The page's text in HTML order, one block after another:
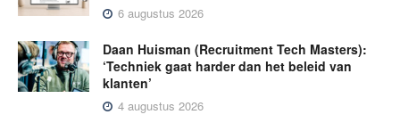
6 augustus 2026
Daan Huisman (Recruitment Tech Masters):
‘Techniek gaat harder dan het beleid van
klanten’
4 augustus 2026